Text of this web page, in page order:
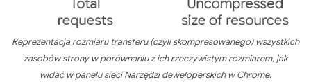
Reprezentacja rozmiaru transferu(czyli skompresowanego) wszystkich
zasobów strony w porównaniu z ich rzeczywistym rozmiarem, jak
widać w panelu sieci Narzędzi deweloperskich w Chrome.